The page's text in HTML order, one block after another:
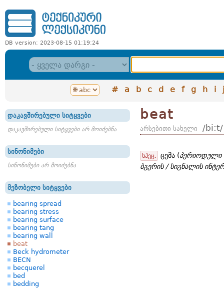
DB version: 2023-08-15 01:19:24
# a b c d e f g h i j
დაკავშირებული სიტყვები
დაკავშირებული სიტყვები არ მოიძებნა
სინონიმები
სინონიმები არ მოიძებნა
მეზობელი სიტყვები
bearing spread
bearing stress
bearing surface
bearing tang
bearing wall
beat
Beck hydrometer
BECN
becquerel
bed
bedding
beat
არსებითი სახელი /bi:t/
სპეც. ცემა (პერიოდული
ბგერის / სიგნალის